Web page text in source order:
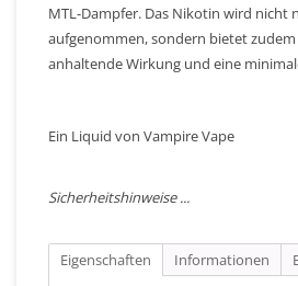
MTL-Dampfer. Das Nikotin wird nicht
aufgenommen, sondern bietet zudem
anhaltende Wirkung und eine
Ein Liquid von Vampire Vape
Sicherheitshinweise ...
Eigenschaften Informationen